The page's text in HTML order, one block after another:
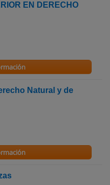
EN DERECHO
Natural y de